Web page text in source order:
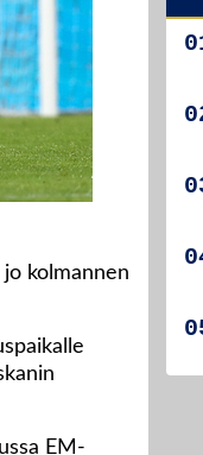
kolmannen
EM-